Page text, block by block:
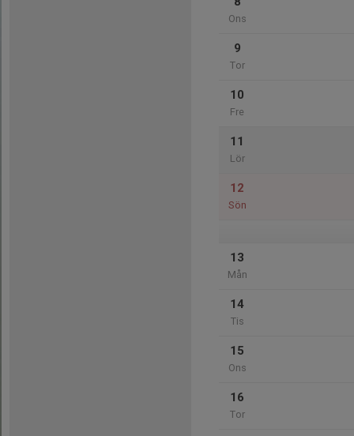
Ons
9
Tor
10
Fre
11
Lör
12
Sön
13
Mån
14
Tis
15
Ons
16
Tor